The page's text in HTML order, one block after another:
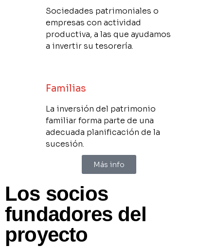
Sociedades patrimoniales o
empresas con actividad
productiva, a las que ayudamos
a invertir su tesorería.
Familias
La inversión del patrimonio
familiar forma parte de una
adecuada planificación de la
sucesión.
Más info
Los socios
fundadores del
proyecto